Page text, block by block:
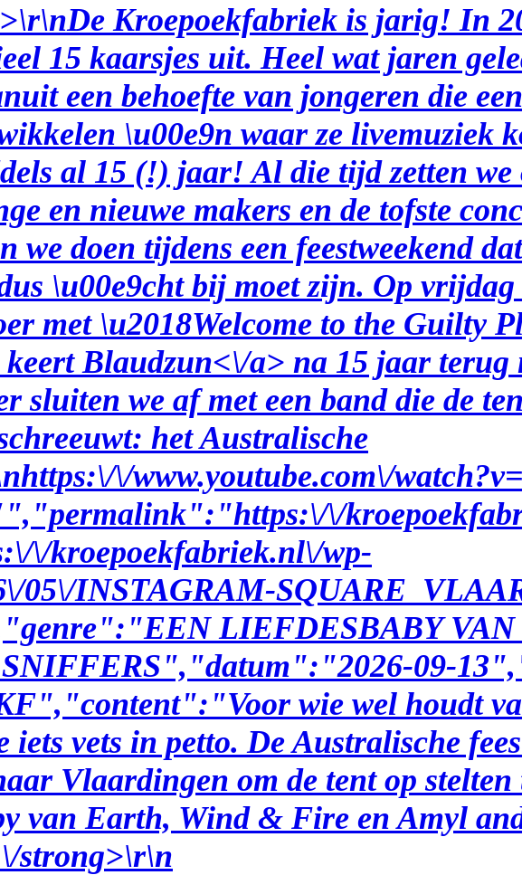
Kroepoekfabriek is jarig! In
15 kaarsjes uit. Heel wat jaren
een behoefte van jongeren die
\u00e9n waar ze livemuziek
al 15 (!) jaar! Al die tijd zetten
en nieuwe makers en de tofste
doen tijdens een feestweekend
\u00e9cht bij moet zijn. Op vrijdag
met \u2018Welcome to the Guilty
keert Blaudzun<\/a> na 15 jaar terug
sluiten we af met een band die de
het Australische
\/www.youtube.com\/
\/
\/kroepoekfabriek.nl\/wp-
05\/INSTAGRAM-
LIEFDESBABY
09-
Voor wie wel houdt
iets vets in petto. De Australische
Vlaardingen om de tent op
van Earth, Wind & Fire en Amyl
strong>\r\n